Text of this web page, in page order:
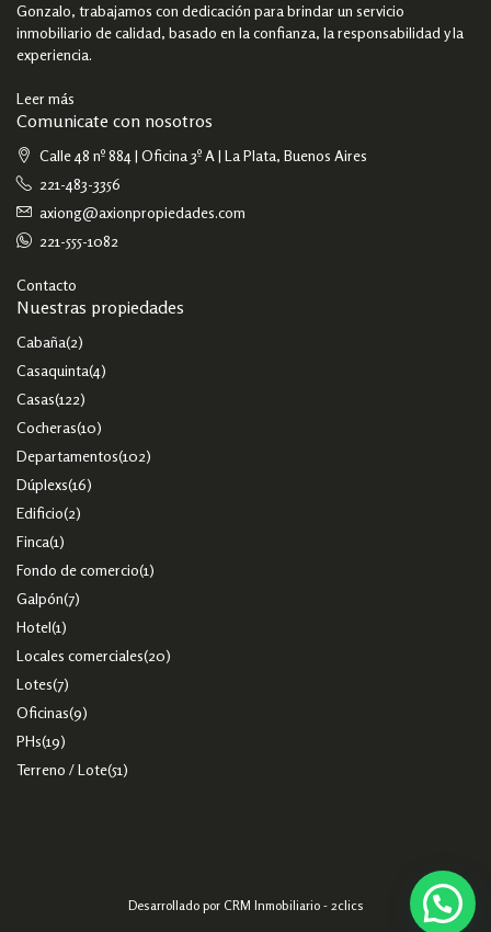
Gonzalo, trabajamos con dedicación para brindar un servicio
inmobiliario de calidad, basado en la confianza, la responsabilidad y la
experiencia.
Leer más
Comunicate con nosotros
Calle 48 nº 884 | Oficina 3º A | La Plata, Buenos Aires
221-483-3356
axiong@axionpropiedades.com
221-555-1082
Contacto
Nuestras propiedades
Cabaña(2)
Casaquinta(4)
Casas(122)
Cocheras(10)
Departamentos(102)
Dúplexs(16)
Edificio(2)
Finca(1)
Fondo de comercio(1)
Galpón(7)
Hotel(1)
Locales comerciales(20)
Lotes(7)
Oficinas(9)
PHs(19)
Terreno / Lote(51)
Desarrollado por CRM Inmobiliario - 2clics